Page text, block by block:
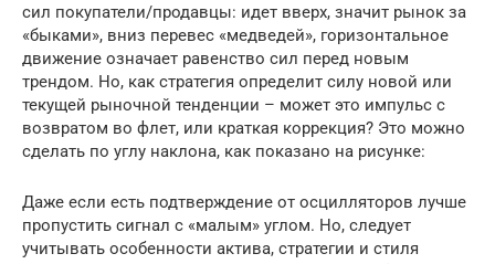
сил покупатели/продавцы: идет вверх, значит рынок за
«быками», вниз перевес «медведей», горизонтальное
движение означает равенство сил перед новым
трендом. Но, как стратегия определит силу новой или
текущей рыночной тенденции – может это импульс с
возвратом во флет, или краткая коррекция? Это можно
сделать по углу наклона, как показано на рисунке:
Даже если есть подтверждение от осцилляторов лучше
пропустить сигнал с «малым» углом. Но, следует
учитывать особенности актива, стратегии и стиля